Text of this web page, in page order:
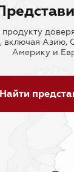
включая
Америку и
Найти